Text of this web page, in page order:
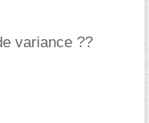
variance ??